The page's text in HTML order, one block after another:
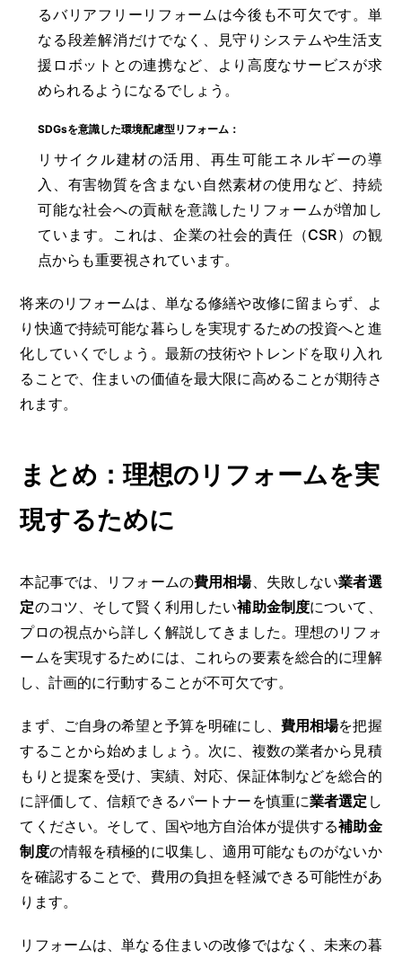
るバリアフリーリフォームは今後も不可欠です。単
なる段差解消だけでなく、見守りシステムや生活支
援ロボットとの連携など、より高度なサービスが求
められるようになるでしょう。
SDGsを意識した環境配慮型リフォーム：
リサイクル建材の活用、再生可能エネルギーの導
入、有害物質を含まない自然素材の使用など、持続
可能な社会への貢献を意識したリフォームが増加し
ています。これは、企業の社会的責任（CSR）の観
点からも重要視されています。
将来のリフォームは、単なる修繕や改修に留まらず、よ
り快適で持続可能な暮らしを実現するための投資へと進
化していくでしょう。最新の技術やトレンドを取り入れ
ることで、住まいの価値を最大限に高めることが期待さ
れます。
まとめ：理想のリフォームを実
現するために
本記事では、リフォームの費用相場、失敗しない業者選
定のコツ、そして賢く利用したい補助金制度について、
プロの視点から詳しく解説してきました。理想のリフォ
ームを実現するためには、これらの要素を総合的に理解
し、計画的に行動することが不可欠です。
まず、ご自身の希望と予算を明確にし、 費用相場を把握
することから始めましょう。次に、複数の業者から見積
もりと提案を受け、実績、対応、保証体制などを総合的
に評価して、信頼できるパートナーを慎重に業者選定 し
てください。そして、国や地方自治体が提供する補助金
制度の情報を積極的に収集し、適用可能なものがないか
を確認することで、費用の負担を軽減できる可能性があ
ります。
リフォームは、単なる住まいの改修ではなく、未来の暮